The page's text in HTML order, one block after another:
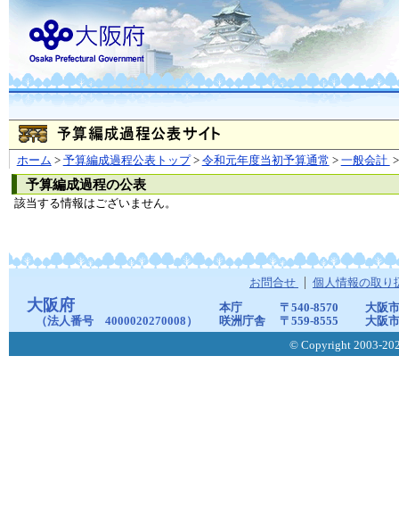
ホーム > 予算編成過程公表トップ> 令和元年度当初予算通常 > 一般会計 >
予算編成過程の公表
該当する情報はございません。
お問合せ 個人情報の取り
大阪府
（法人番号 4000020270008）
本庁 〒540-8570
大阪
咲洲庁舎
〒559-8555
大阪
© Copyright 2003-